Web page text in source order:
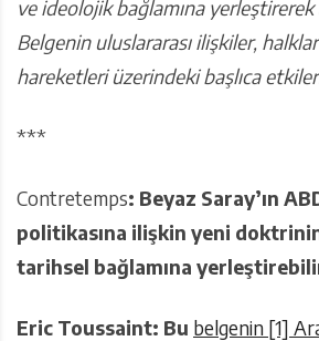
ve ideolojik bağlamına
Belgenin uluslararası ilişkiler,
hareketleri üzerindeki başlıca
***
Contretemps: Beyaz Saray’ın
politikasına ilişkin yeni
tarihsel bağlamına
Eric Toussaint: Bu belgenin [1]